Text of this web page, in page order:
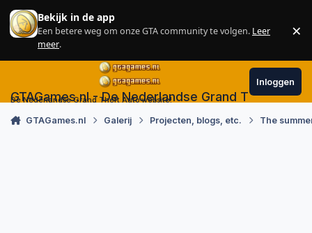
Skip to content
Bekijk in de app
Een betere weg om onze GTA community te volgen. Leer
meer.
×
GTAGames.nl - De Nederlandse Grand Theft Auto
De Nederlandse Grand Theft Auto website!
Inloggen
GTAGames.nl Galerij Projecten, blogs, etc. The